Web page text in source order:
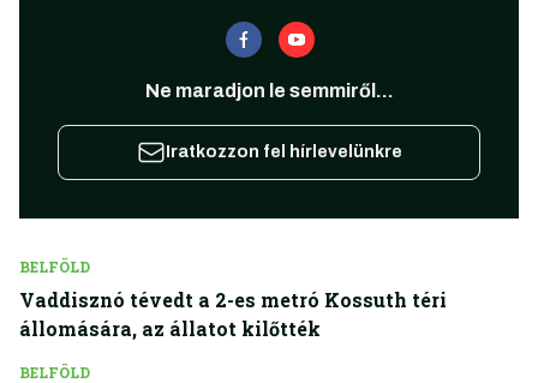
Ne maradjon le semmiről...
Iratkozzon fel hírlevelünkre
BELFÖLD
Vaddisznó tévedt a 2-es metró Kossuth téri
állomására, az állatot kilőtték
BELFÖLD